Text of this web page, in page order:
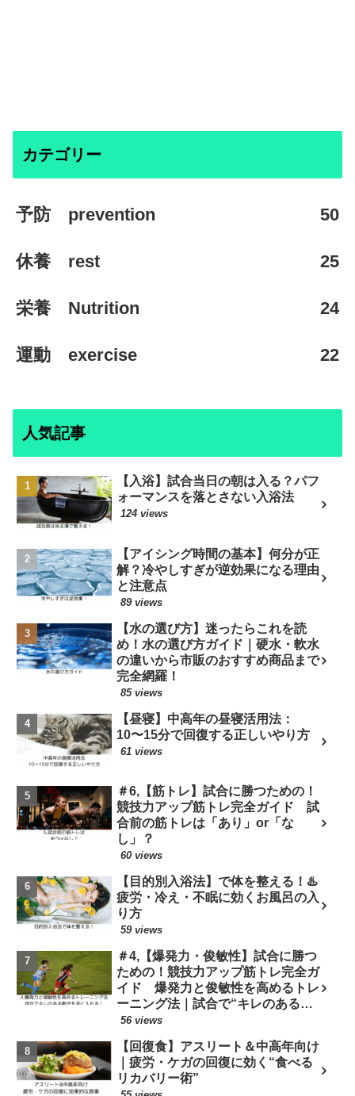
カテゴリー
予防 prevention 50
休養 rest 25
栄養 Nutrition 24
運動 exercise 22
人気記事
【入浴】試合当日の朝は入る？パフ
ォーマンスを落とさない入浴法
124 views
【アイシング時間の基本】何分が正
解？冷やしすぎが逆効果になる理由
と注意点
89 views
【水の選び方】迷ったらこれを読
め！水の選び方ガイド｜硬水・軟水
の違いから市販のおすすめ商品まで
完全網羅！
85 views
【昼寝】中高年の昼寝活用法：
10〜15分で回復する正しいやり方
61 views
＃6,【筋トレ】試合に勝つための！
競技力アップ筋トレ完全ガイド 試
合前の筋トレは「あり」or「な
し」？
60 views
【目的別入浴法】で体を整える！♨️
疲労・冷え・不眠に効くお風呂の入
り方
59 views
＃4,【爆発力・俊敏性】試合に勝つ
ための！競技力アップ筋トレ完全ガ
イド 爆発力と俊敏性を高めるトレ
ーニング法｜試合で“キレのある動
き”を手に入れる！
56 views
【回復食】アスリート＆中高年向け
｜疲労・ケガの回復に効く“食べる
リカバリー術”